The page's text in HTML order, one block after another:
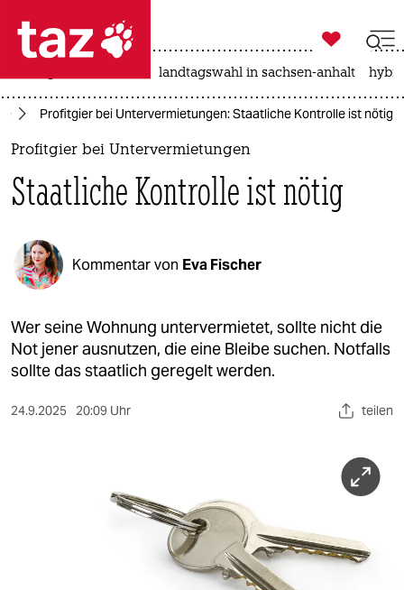
 taz zahl ich
taz zahl ich
themen
politik
öko
gesellschaft
kultur
sport
berlin

taz zahl ich
landtagswahl in sachsen-anhalt
Profitgier bei Untervermietungen: Staatliche Kontrolle ist nötig
Profitgier bei Untervermietungen
Staatliche Kontrolle ist nötig
Kommentar von Eva Fischer
Wer seine Wohnung untervermietet, sollte nicht die
Not jener ausnutzen, die eine Bleibe suchen. Notfalls
sollte das staatlich geregelt werden.
24.9.2025 20:09 Uhr teilen